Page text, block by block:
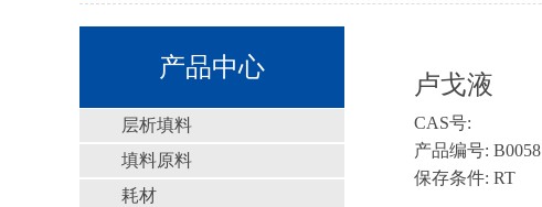
产品中心
层析填料
填料原料
耗材
卢戈液
CAS号:
产品编号: B0058
保存条件: RT